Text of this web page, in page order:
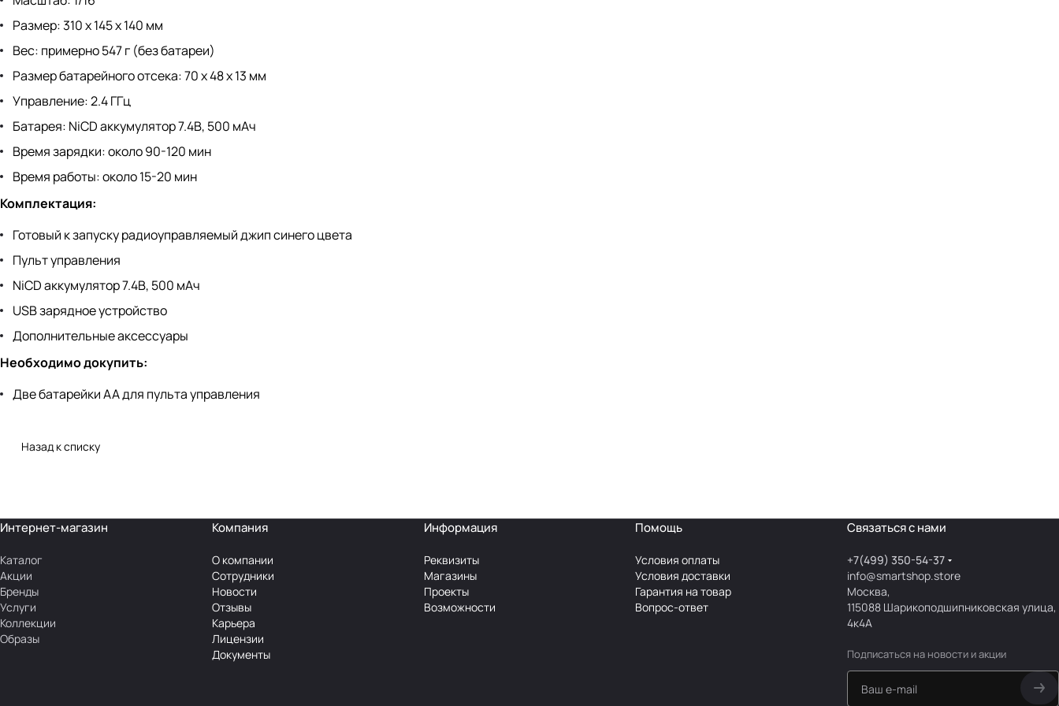
Размер: 310 х 145 х 140 мм
Вес: примерно 547 г (без батареи)
Размер батарейного отсека: 70 х 48 х 13 мм
Управление: 2.4 ГГц
Батарея: NiCD аккумулятор 7.4В, 500 мАч
Время зарядки: около 90-120 мин
Время работы: около 15-20 мин
Комплектация:
Готовый к запуску радиоуправляемый джип синего цвета
Пульт управления
NiCD аккумулятор 7.4В, 500 мАч
USB зарядное устройство
Дополнительные аксессуары
Необходимо докупить:
Две батарейки АА для пульта управления
Назад к списку
Интернет-магазин
Каталог
Акции
Бренды
Услуги
Коллекции
Образы
Компания
О компании
Сотрудники
Новости
Отзывы
Карьера
Лицензии
Документы
Информация
Реквизиты
Магазины
Проекты
Возможности
Помощь
Условия оплаты
Условия доставки
Гарантия на товар
Вопрос-ответ
Связаться с нами
+7(499) 350-54-37
info@smartshop.store
Москва,
115088 Шарикоподшипниковская улица,
4к4А
Подписаться на новости и акции